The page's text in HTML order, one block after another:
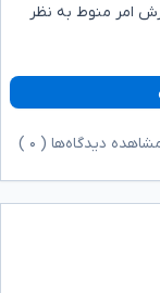
امر منوط به نظر
دیدگاه‌ها ( ۰